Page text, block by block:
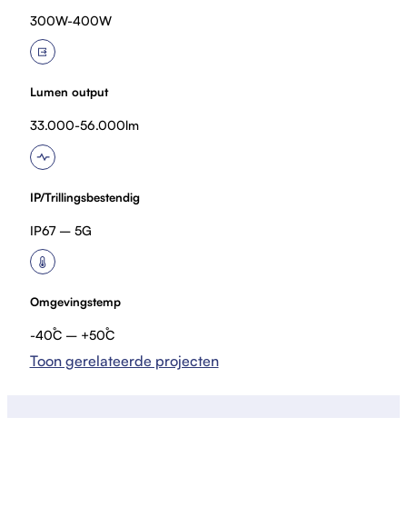
300W-400W
Lumen output
33.000-56.000lm
IP/Trillingsbestendig
IP67 – 5G
Omgevingstemp
-40˚C – +50˚C
Toon gerelateerde projecten